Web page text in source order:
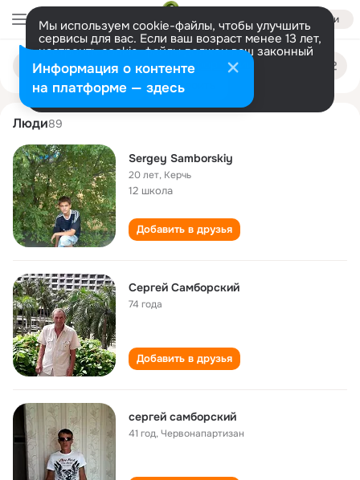
Войти
Мы используем cookie-файлы, чтобы улучшить
сервисы для вас. Если ваш возраст менее 13 лет,
настроить cookie-файлы должен ваш законный
представитель. Больше информации
Разрешить все Настроить
Поиск
людям
sergey samborskiy
Люди89
Sergey Samborskiy
20 лет, Керчь
12 школа
Добавить в друзья
Сергей Самборский
74 года
Добавить в друзья
сергей самборский
41 год,Червонапартизан
Информация о контенте
на платформе — здесь